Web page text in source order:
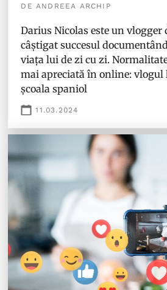
DE ANDREEA ARCHIP
Darius Nicolas este un vlogger
câștigat succesul
viața lui de zi cu zi.
mai apreciată în online: vlogul
școala spaniol
11.03.2024